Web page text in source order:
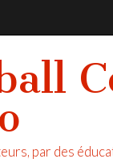
par des